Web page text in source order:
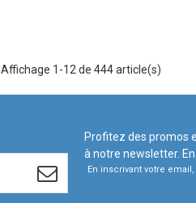
Affichage 1-12 de 444 article(s)
Profitez des promos
à notre newsletter.
En inscrivant votre